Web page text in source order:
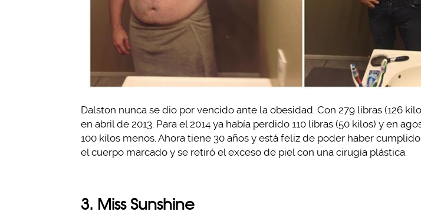
Dalston nunca se dio por vencido ante la obesidad. Con 279 libras (126
en abril de 2013. Para el 2014 ya había perdido 110 libras (50 kilos) y en
100 kilos menos. Ahora tiene 30 años y está feliz de poder haber
el cuerpo marcado y se retiró el exceso de piel con una cirugía plástica.
3. Miss Sunshine